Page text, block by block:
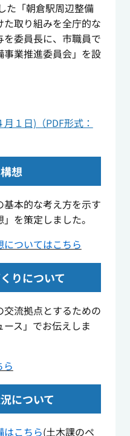
「朝倉駅周辺整備
取り組みを全庁的な
委員長に、市職員で
業推進委員会」を設
１日)（PDF形式：
想
本的な考え方を示す
を策定しました。
ついてはこちら
りについて
流拠点とするための
ス」でお伝えしま
ら
について
はこちら(土木課のペ